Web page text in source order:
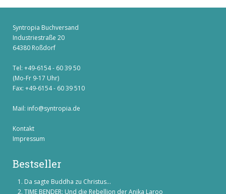
Syntropia Buchversand
Industriestraße 20
64380 Roßdorf
Tel: +49-6154 - 60 39 50
(Mo-Fr 9-17 Uhr)
Fax: +49-6154 - 60 39 510
Mail: info@syntropia.de
Kontakt
Impressum
Bestseller
Da sagte Buddha zu Christus...
TIME BENDER: Und die Rebellion der Anika Laroo